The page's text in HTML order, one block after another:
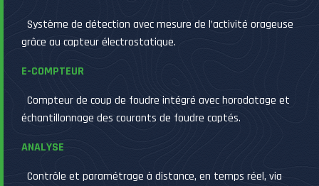
Système de détection avec mesure de l’activité orageuse
grâce au capteur électrostatique.
E-COMPTEUR
Compteur de coup de foudre intégré avec horodatage et
échantillonnage des courants de foudre captés.
ANALYSE
Contrôle et paramétrage à distance, en temps réel, via